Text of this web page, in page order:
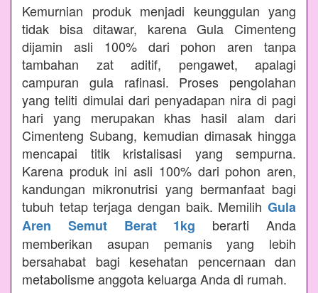
Kemurnian produk menjadi keunggulan yang
tidak bisa ditawar, karena Gula Cimenteng
dijamin asli 100% dari pohon aren tanpa
tambahan zat aditif, pengawet, apalagi
campuran gula rafinasi. Proses pengolahan
yang teliti dimulai dari penyadapan nira di pagi
hari yang merupakan khas hasil alam dari
Cimenteng Subang, kemudian dimasak hingga
mencapai titik kristalisasi yang sempurna.
Karena produk ini asli 100% dari pohon aren,
kandungan mikronutrisi yang bermanfaat bagi
tubuh tetap terjaga dengan baik. Memilih Gula
Aren Semut Berat 1kg berarti Anda
memberikan asupan pemanis yang lebih
bersahabat bagi kesehatan pencernaan dan
metabolisme anggota keluarga Anda di rumah.